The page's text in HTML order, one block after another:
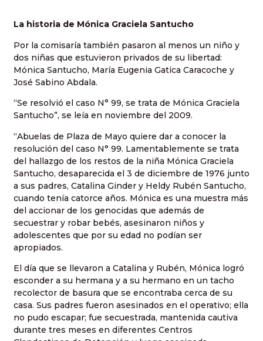
La historia de Mónica Graciela Santucho
Por la comisaría también pasaron al menos un niño y
dos niñas que estuvieron privados de su libertad:
Mónica Santucho, María Eugenia Gatica Caracoche y
José Sabino Abdala.
“Se resolvió el caso N° 99, se trata de Mónica Graciela
Santucho”, se leía en noviembre del 2009.
“Abuelas de Plaza de Mayo quiere dar a conocer la
resolución del caso N° 99. Lamentablemente se trata
del hallazgo de los restos de la niña Mónica Graciela
Santucho, desaparecida el 3 de diciembre de 1976 junto
a sus padres, Catalina Ginder y Heldy Rubén Santucho,
cuando tenía catorce años. Mónica es una muestra más
del accionar de los genocidas que además de
secuestrar y robar bebés, asesinaron niños y
adolescentes que por su edad no podían ser
apropiados.
El día que se llevaron a Catalina y Rubén, Mónica logró
esconder a su hermana y a su hermano en un tacho
recolector de basura que se encontraba cerca de su
casa. Sus padres fueron asesinados en el operativo; ella
no pudo escapar; fue secuestrada, mantenida cautiva
durante tres meses en diferentes Centros